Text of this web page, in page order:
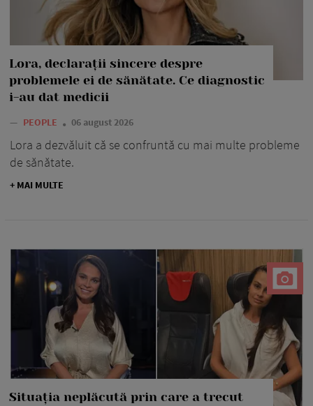
Lora, declarații sincere despre
problemele ei de sănătate. Ce diagnostic
i-au dat medicii
— PEOPLE 06 august 2026
Lora a dezvăluit că se confruntă cu mai multe probleme
de sănătate.
+ MAI MULTE
Situația neplăcută prin care a trecut